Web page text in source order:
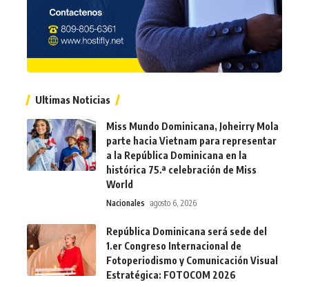
Ultimas Noticias
Miss Mundo Dominicana, Joheirry Mola
parte hacia Vietnam para representar
a la República Dominicana en la
histórica 75.ª celebración de Miss
World
Nacionales agosto 6, 2026
República Dominicana será sede del
1.er Congreso Internacional de
Fotoperiodismo y Comunicación Visual
Estratégica: FOTOCOM 2026